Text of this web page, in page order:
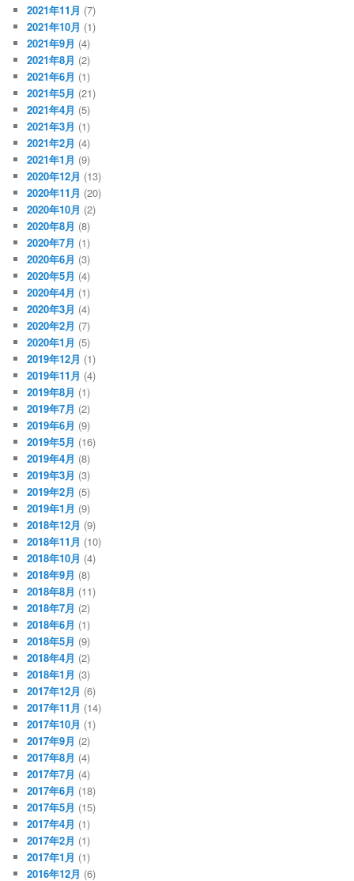
2021年11月 (7)
2021年10月 (1)
2021年9月 (4)
2021年8月 (2)
2021年6月 (1)
2021年5月 (21)
2021年4月 (5)
2021年3月 (1)
2021年2月 (4)
2021年1月 (9)
2020年12月 (13)
2020年11月 (20)
2020年10月 (2)
2020年8月 (8)
2020年7月 (1)
2020年6月 (3)
2020年5月 (4)
2020年4月 (1)
2020年3月 (4)
2020年2月 (7)
2020年1月 (5)
2019年12月 (1)
2019年11月 (4)
2019年8月 (1)
2019年7月 (2)
2019年6月 (9)
2019年5月 (16)
2019年4月 (8)
2019年3月 (3)
2019年2月 (5)
2019年1月 (9)
2018年12月 (9)
2018年11月 (10)
2018年10月 (4)
2018年9月 (8)
2018年8月 (11)
2018年7月 (2)
2018年6月 (1)
2018年5月 (9)
2018年4月 (2)
2018年1月 (3)
2017年12月 (6)
2017年11月 (14)
2017年10月 (1)
2017年9月 (2)
2017年8月 (4)
2017年7月 (4)
2017年6月 (18)
2017年5月 (15)
2017年4月 (1)
2017年2月 (1)
2017年1月 (1)
2016年12月 (6)